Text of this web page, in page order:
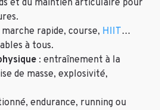
et du maintien articulaire pour
marche rapide, course, HIIT…
à tous.
: entraînement à la
de masse, explosivité,
endurance, running ou